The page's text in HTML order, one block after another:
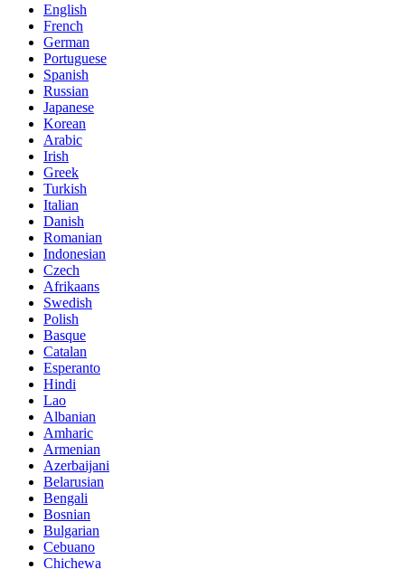
English
French
German
Portuguese
Spanish
Russian
Japanese
Korean
Arabic
Irish
Greek
Turkish
Italian
Danish
Romanian
Indonesian
Czech
Afrikaans
Swedish
Polish
Basque
Catalan
Esperanto
Hindi
Lao
Albanian
Amharic
Armenian
Azerbaijani
Belarusian
Bengali
Bosnian
Bulgarian
Cebuano
Chichewa